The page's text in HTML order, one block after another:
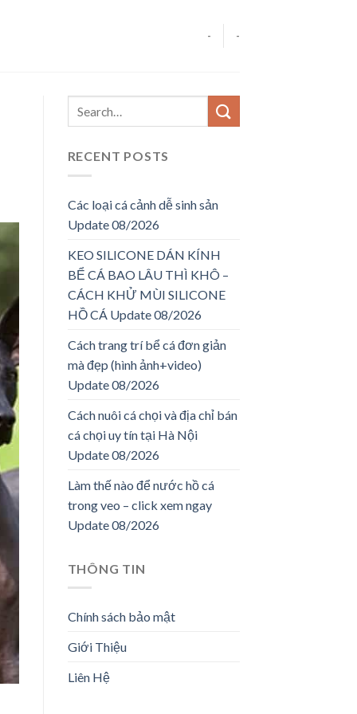
- -
RECENT POSTS
Các loại cá cảnh dễ sinh sản
Update 08/2026
KEO SILICONE DÁN KÍNH
BỂ CÁ BAO LÂU THÌ KHÔ –
CÁCH KHỬ MÙI SILICONE
HỒ CÁ Update 08/2026
Cách trang trí bể cá đơn giản
mà đẹp (hình ảnh+video)
Update 08/2026
Cách nuôi cá chọi và địa chỉ bán
cá chọi uy tín tại Hà Nội
Update 08/2026
Làm thế nào để nước hồ cá
trong veo – click xem ngay
Update 08/2026
THÔNG TIN
Chính sách bảo mật
Giới Thiệu
Liên Hệ